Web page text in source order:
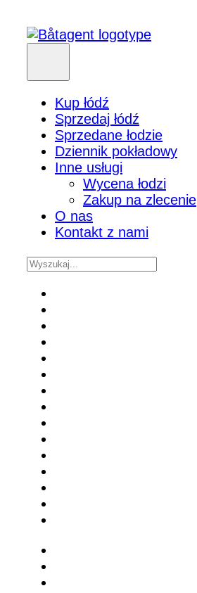
Kup łódź
Sprzedaj łódź
Sprzedane łodzie
Dziennik pokładowy
Inne usługi
Wycena łodzi
Zakup na zlecenie
O nas
Kontakt z nami